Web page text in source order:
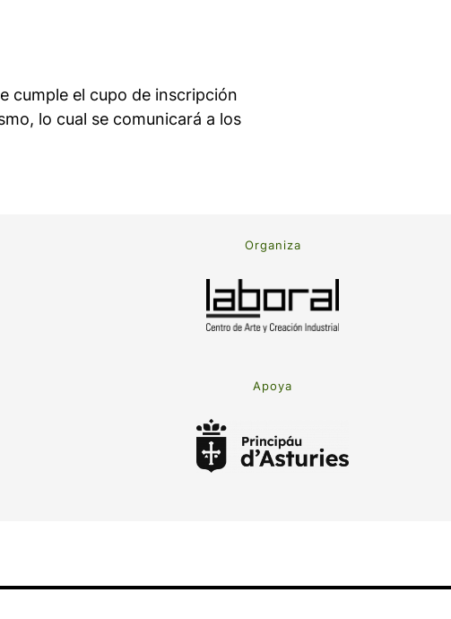
cumple el cupo de inscripción
lo cual se comunicará a los
Organiza
Apoya